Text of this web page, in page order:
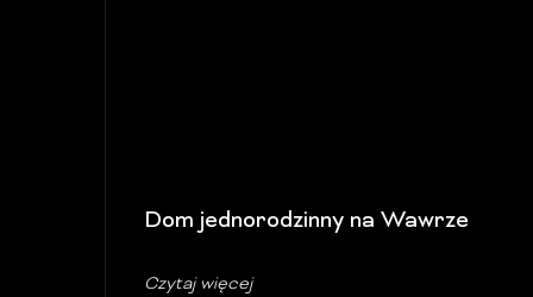
Dom jednorodzinny na Wawrze
Czytaj więcej